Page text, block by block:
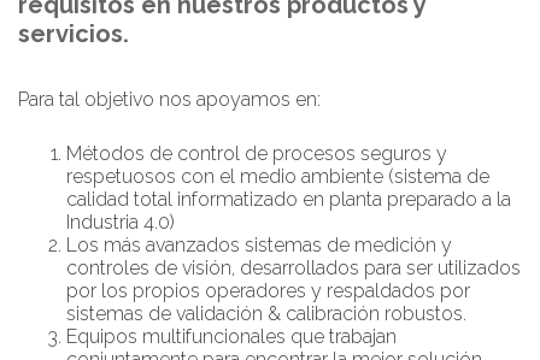
servicios.
Para tal objetivo nos apoyamos en:
Métodos de control de procesos seguros y
respetuosos con el medio ambiente (sistema de
calidad total informatizado en planta preparado a la
Industria 4.0)
Los más avanzados sistemas de medición y
controles de visión, desarrollados para ser utilizados
por los propios operadores y respaldados por
sistemas de validación & calibración robustos.
Equipos multifuncionales que trabajan